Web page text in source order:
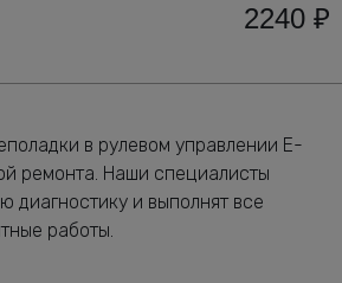
2240 ₽
в рулевом управлении E-
ремонта. Наши специалисты
диагностику и выполнят все
работы.